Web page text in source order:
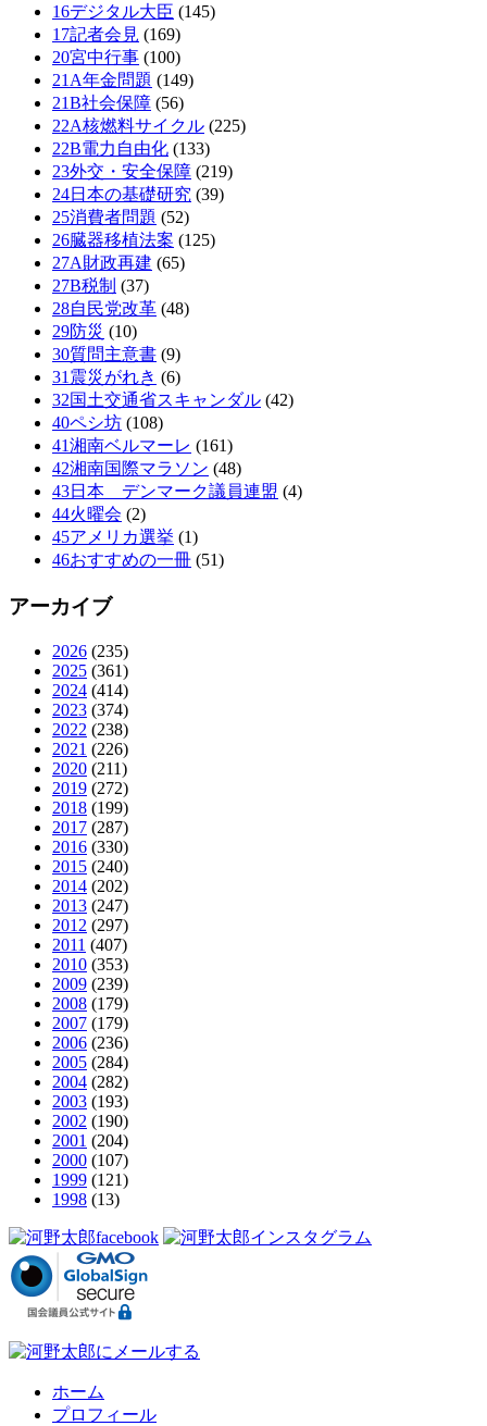
16デジタル大臣 (145)
17記者会見 (169)
20宮中行事 (100)
21A年金問題 (149)
21B社会保障 (56)
22A核燃料サイクル (225)
22B電力自由化 (133)
23外交・安全保障 (219)
24日本の基礎研究 (39)
25消費者問題 (52)
26臓器移植法案 (125)
27A財政再建 (65)
27B税制 (37)
28自民党改革 (48)
29防災 (10)
30質問主意書 (9)
31震災がれき (6)
32国土交通省スキャンダル (42)
40ペシ坊 (108)
41湘南ベルマーレ (161)
42湘南国際マラソン (48)
43日本 デンマーク議員連盟 (4)
44火曜会 (2)
45アメリカ選挙 (1)
46おすすめの一冊 (51)
アーカイブ
2026 (235)
2025 (361)
2024 (414)
2023 (374)
2022 (238)
2021 (226)
2020 (211)
2019 (272)
2018 (199)
2017 (287)
2016 (330)
2015 (240)
2014 (202)
2013 (247)
2012 (297)
2011 (407)
2010 (353)
2009 (239)
2008 (179)
2007 (179)
2006 (236)
2005 (284)
2004 (282)
2003 (193)
2002 (190)
2001 (204)
2000 (107)
1999 (121)
1998 (13)
ホーム
プロフィール